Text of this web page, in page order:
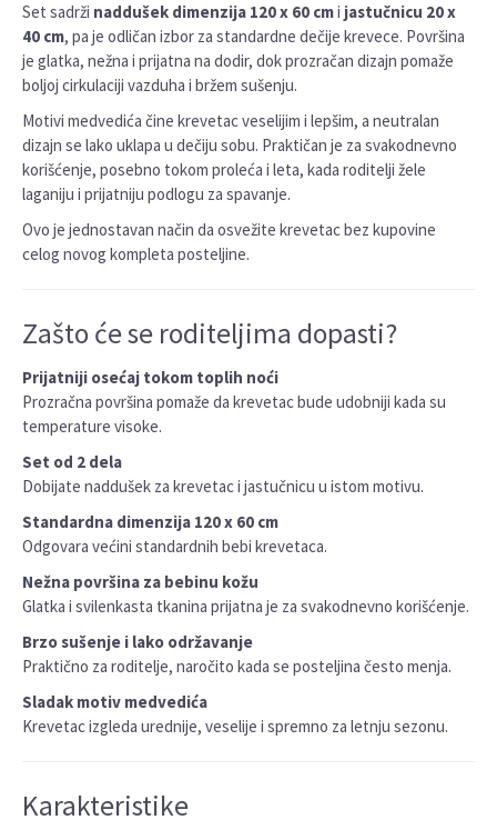
Set sadrži naddušek dimenzija 120 x 60 cmi jastučnicu 20 x
40 cm, pa je odličan izbor za standardne dečije krevece. Površina
je glatka, nežna i prijatna na dodir, dok prozračan dizajn pomaže
boljoj cirkulaciji vazduha i bržem sušenju.
Motivi medvedića čine krevetac veselijim i lepšim, a neutralan
dizajn se lako uklapa u dečiju sobu. Praktičan je za svakodnevno
korišćenje, posebno tokom proleća i leta, kada roditelji žele
laganiju i prijatniju podlogu za spavanje.
Ovo je jednostavan način da osvežite krevetac bez kupovine
celog novog kompleta posteljine.
Zašto će se roditeljima dopasti?
Prijatniji osećaj tokom toplih noći
Prozračna površina pomaže da krevetac bude udobniji kada su
temperature visoke.
Set od 2 dela
Dobijate naddušek za krevetac i jastučnicu u istom motivu.
Standardna dimenzija 120 x 60 cm
Odgovara većini standardnih bebi krevetaca.
Nežna površina za bebinu kožu
Glatka i svilenkasta tkanina prijatna je za svakodnevno korišćenje.
Brzo sušenje i lako održavanje
Praktično za roditelje, naročito kada se posteljina često menja.
Sladak motiv medvedića
Krevetac izgleda urednije, veselije i spremno za letnju sezonu.
Karakteristike